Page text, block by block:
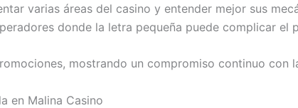
varias áreas del casino y entender mejor sus
donde la letra pequeña puede complicar el
mostrando un compromiso continuo con
en Malina Casino